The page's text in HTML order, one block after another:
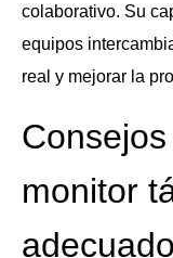
colaborativo. Su
equipos
real y mejorar la
monitor
adecuado